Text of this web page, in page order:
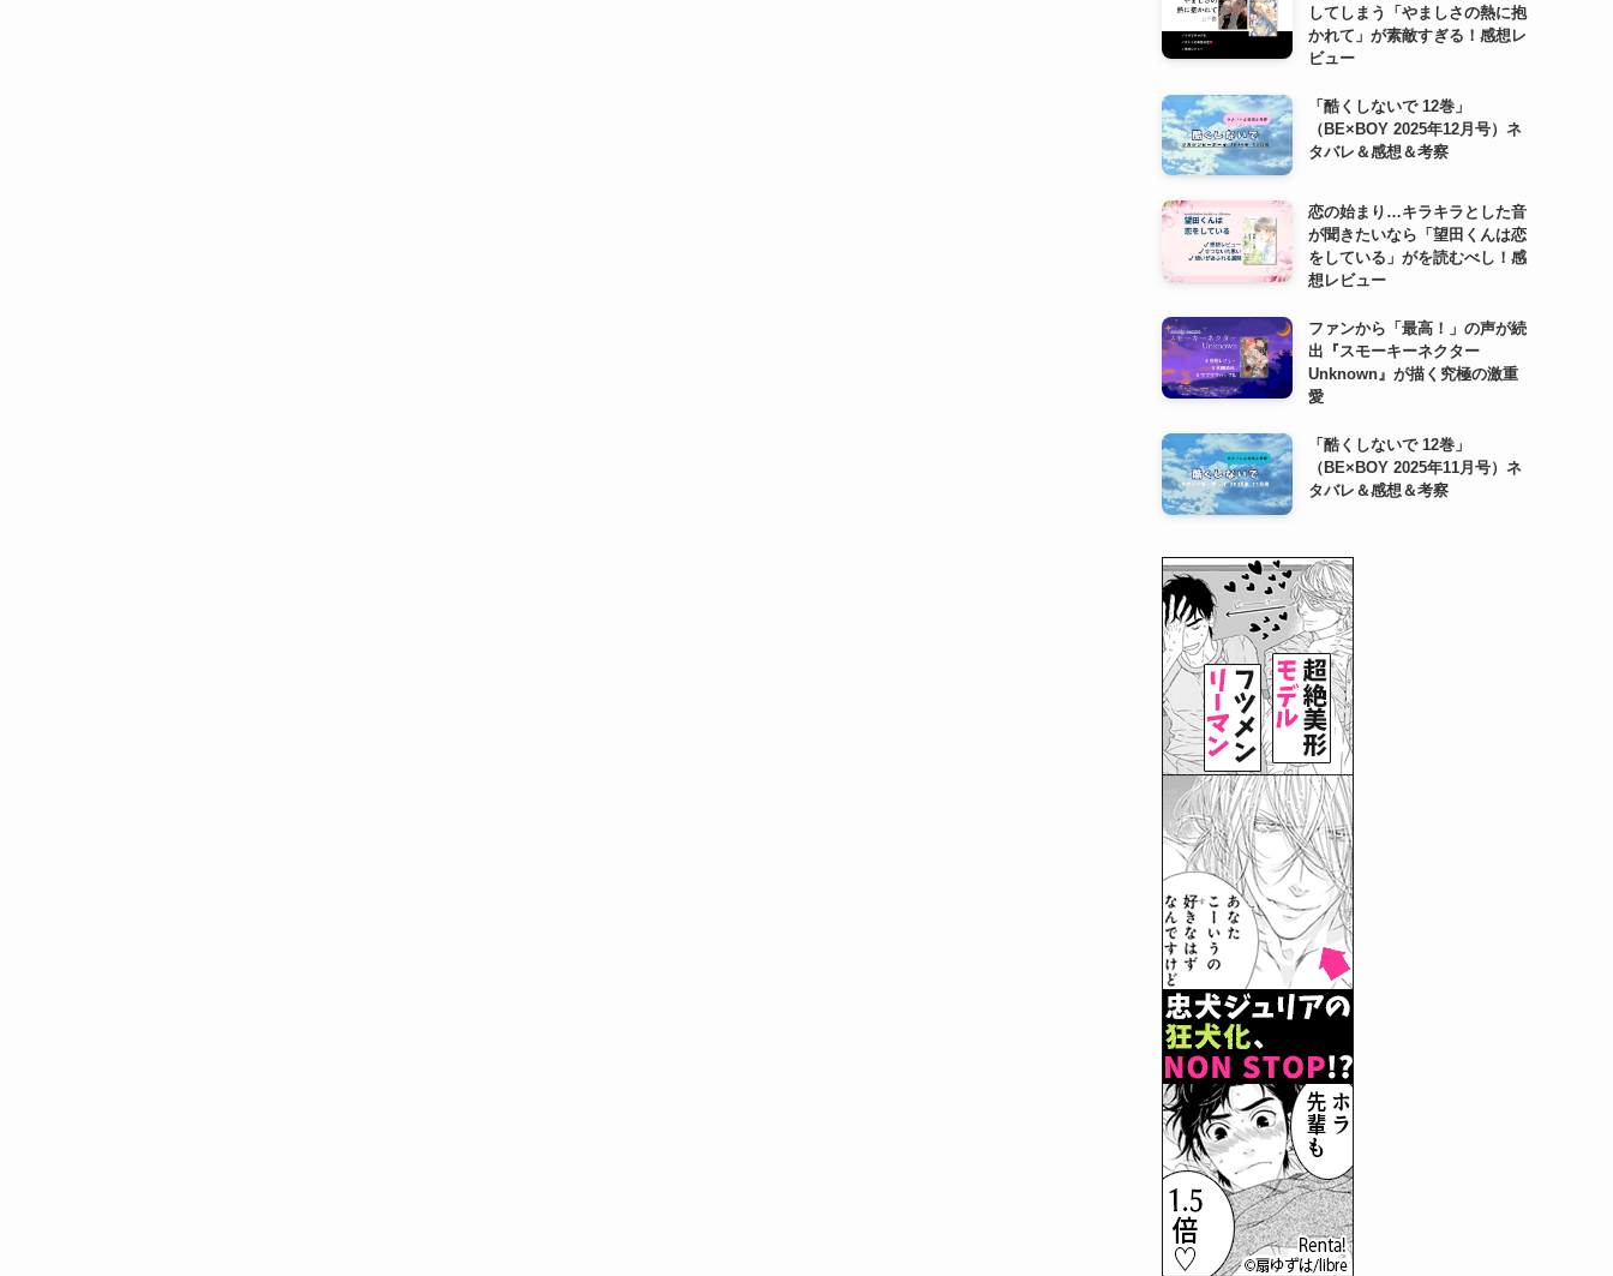
してしまう「やましさの熱に抱
かれて」が素敵すぎる！感想レ
ビュー
「酷くしないで 12巻」
（BE×BOY 2025年12月号）ネ
タバレ＆感想＆考察
恋の始まり…キラキラとした音
が聞きたいなら「望田くんは恋
をしている」がを読むべし！感
想レビュー
ファンから「最高！」の声が続
出『スモーキーネクター
Unknown』が描く究極の激重
愛
「酷くしないで 12巻」
（BE×BOY 2025年11月号）ネ
タバレ＆感想＆考察